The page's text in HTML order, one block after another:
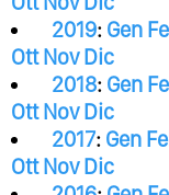
2019: Gen
Ott Nov Dic
2018: Gen
Ott Nov Dic
2017: Gen
Ott Nov Dic